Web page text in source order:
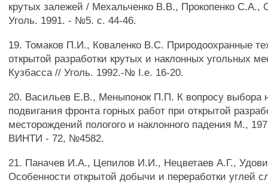
крутых залежей / Мехальченко В.В., Прокопенко С.А.,
Уголь. 1991. - №5. с. 44-46.
19. Томаков П.И., Коваленко B.C. Природоохранные
открытой разработки крутых и наклонных угольных
Кузбасса // Уголь. 1992.-№ I.e. 16-20.
20. Васильев Е.В., Меныпонок П.П. К вопросу выбора
подвигания фронта горных работ при открытой
месторождений пологого и наклонного падения М.,
ВИНТИ - 72, №4582.
21. Паначев И.А., Цепилов И.И., Нецветаев А.Г.,
Особенности открытой добычи и переработки углей